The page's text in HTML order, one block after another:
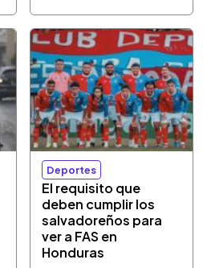
Deportes
El requisito que
deben cumplir los
salvadoreños para
ver a FAS en
Honduras